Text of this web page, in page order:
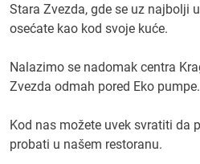
Stara Zvezda, gde se uz najbolji
osećate kao kod svoje kuće.
Nalazimo se nadomak centra
Zvezda odmah pored Eko pumpe.
Kod nas možete uvek svratiti da
probati u našem restoranu.